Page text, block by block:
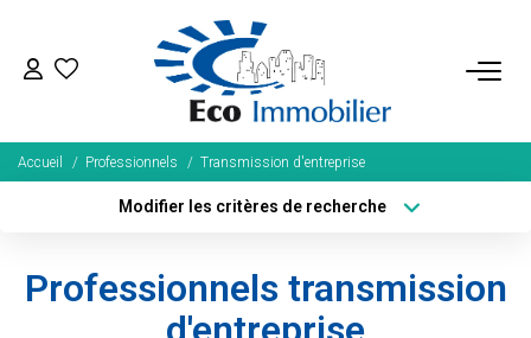
ACHETER
Tous Nos Biens
Fonds De Commerce
Accueil Professionnels Transmission d'entreprise
Modifier les critères de recherche
Sélectionnez...
Type de bien
Surface min
Professionnels transmission